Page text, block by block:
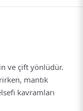
ve çift yönlüdür.
mantık
kavramları